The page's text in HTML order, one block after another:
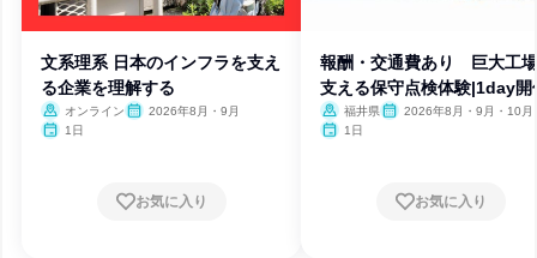
文系理系 日本のインフラを支え
る企業を理解する
オンライン
2026年8月・9月
1日
お気に入り
報酬・交通費あり 巨大工
支える保守点検体験|1day開
福井県
2026年8月・9月・10月
1日
お気に入り